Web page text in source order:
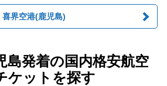
喜界空港(鹿児島)
発着の国内格安航空
ケットを探す